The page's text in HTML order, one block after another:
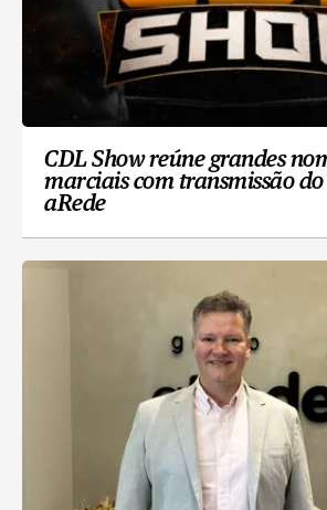
CDL Show reúne grandes
marciais com transmissão
aRede